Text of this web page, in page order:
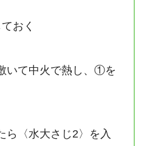
おく
いて中火で熱し、①を
〈水大さじ2〉を入